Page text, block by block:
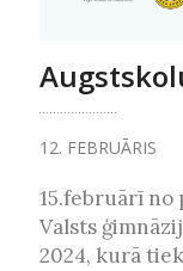
12. FEBRUĀRIS
15.februārī no
Valsts
2024, kurā